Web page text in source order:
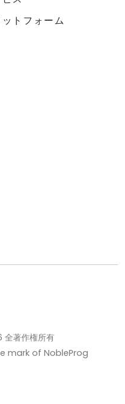
トフォーム
全著作権所有
mark of NobleProg